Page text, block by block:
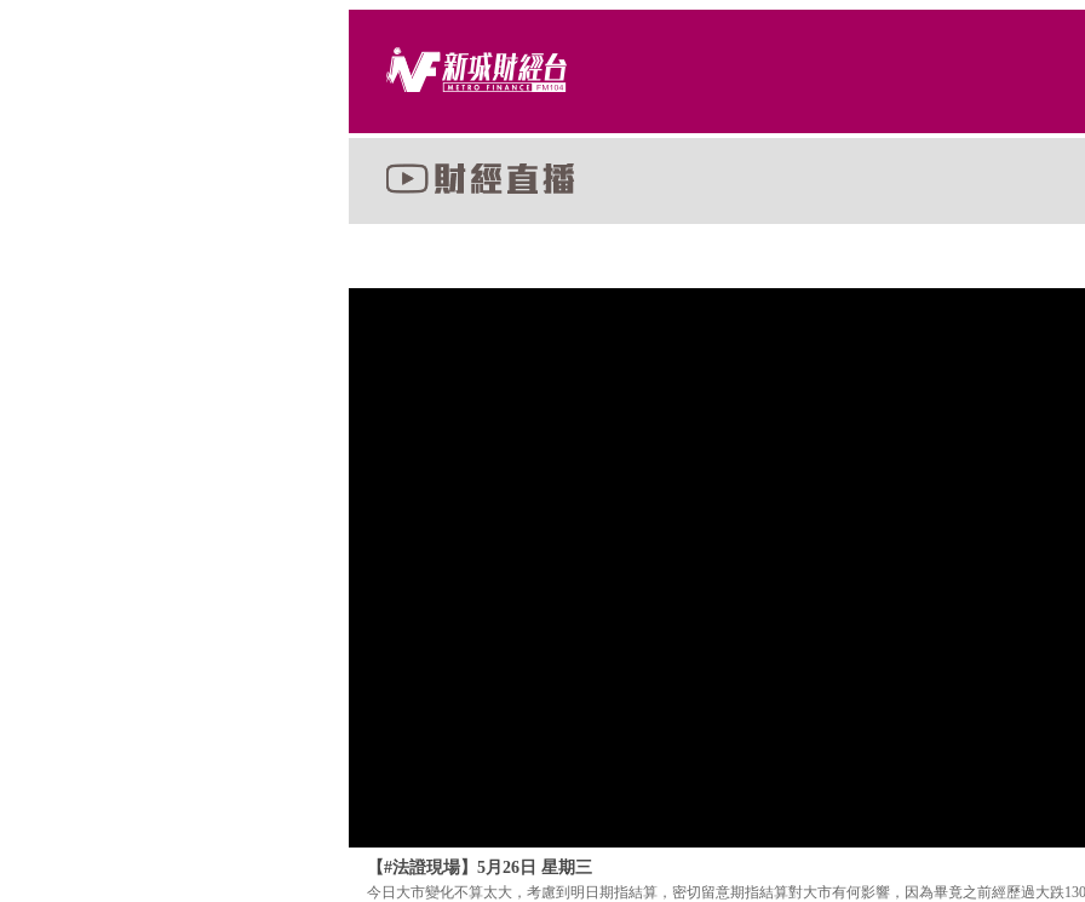
【#法證現場】5月26日 星期三
今日大市變化不算太大，考慮到明日期指結算，密切留意期指結算對大市有何影響，因為畢竟之前經歷過大跌